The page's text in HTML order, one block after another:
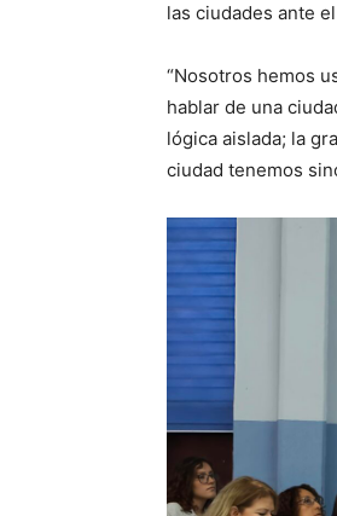
las ciudades ante
“Nosotros hemos
hablar de una
lógica aislada; la
ciudad tenemos